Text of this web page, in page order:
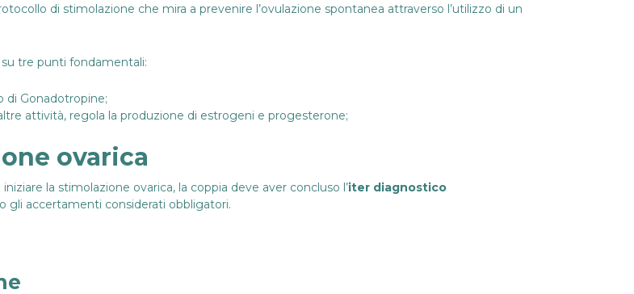
di stimolazione che mira a prevenire l’ovulazione spontanea attraverso l’utilizzo di un
tre punti fondamentali:
di Gonadotropine;
attività, regola la produzione di estrogeni e progesterone;
ovarica
la stimolazione ovarica, la coppia deve aver concluso l’iter diagnostico
gli accertamenti considerati obbligatori.